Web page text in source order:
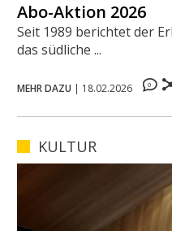
Abo-Aktion 2026
Seit 1989 berichtet der
das südliche ...
MEHR DAZU | 18.02.2026 0
KULTUR